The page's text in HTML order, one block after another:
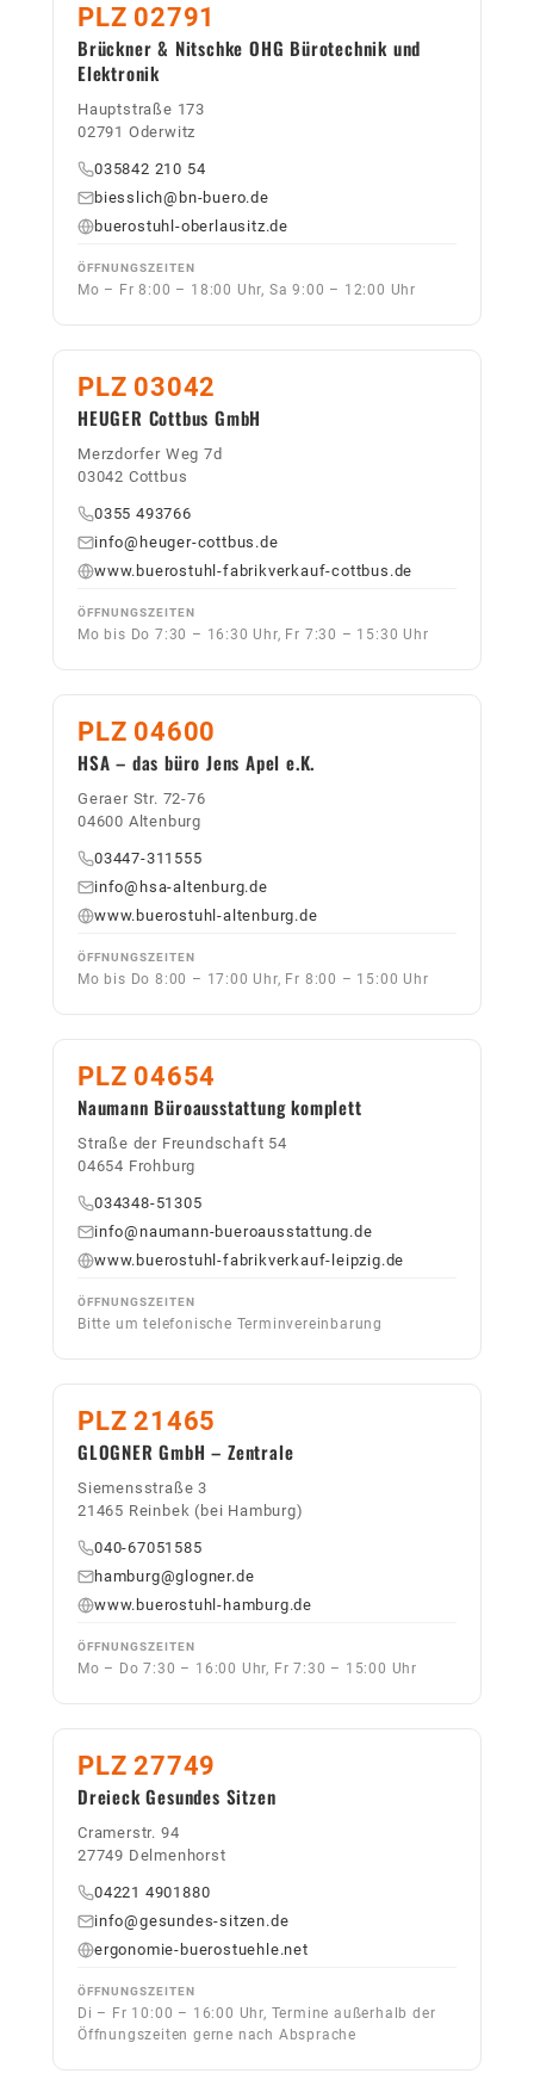
PLZ 02791
Brückner & Nitschke OHG Bürotechnik und
Elektronik
Hauptstraße 173
02791 Oderwitz
035842 210 54
biesslich@bn-buero.de
buerostuhl-oberlausitz.de
ÖFFNUNGSZEITEN
Mo – Fr 8:00 – 18:00 Uhr, Sa 9:00 – 12:00 Uhr
PLZ 03042
HEUGER Cottbus GmbH
Merzdorfer Weg 7d
03042 Cottbus
0355 493766
info@heuger-cottbus.de
www.buerostuhl-fabrikverkauf-cottbus.de
ÖFFNUNGSZEITEN
Mo bis Do 7:30 – 16:30 Uhr, Fr 7:30 – 15:30 Uhr
PLZ 04600
HSA – das büro Jens Apel e.K.
Geraer Str. 72-76
04600 Altenburg
03447-311555
info@hsa-altenburg.de
www.buerostuhl-altenburg.de
ÖFFNUNGSZEITEN
Mo bis Do 8:00 – 17:00 Uhr, Fr 8:00 – 15:00 Uhr
PLZ 04654
Naumann Büroausstattung komplett
Straße der Freundschaft 54
04654 Frohburg
034348-51305
info@naumann-bueroausstattung.de
www.buerostuhl-fabrikverkauf-leipzig.de
ÖFFNUNGSZEITEN
Bitte um telefonische Terminvereinbarung
PLZ 21465
GLOGNER GmbH – Zentrale
Siemensstraße 3
21465 Reinbek (bei Hamburg)
040-67051585
hamburg@glogner.de
www.buerostuhl-hamburg.de
ÖFFNUNGSZEITEN
Mo – Do 7:30 – 16:00 Uhr, Fr 7:30 – 15:00 Uhr
PLZ 27749
Dreieck Gesundes Sitzen
Cramerstr. 94
27749 Delmenhorst
04221 4901880
info@gesundes-sitzen.de
ergonomie-buerostuehle.net
ÖFFNUNGSZEITEN
Di – Fr 10:00 – 16:00 Uhr, Termine außerhalb der
Öffnungszeiten gerne nach Absprache